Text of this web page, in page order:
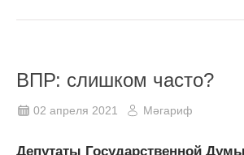
ВПР: слишком часто?
02 апреля 2021 Мәгариф
Депутаты Государственной